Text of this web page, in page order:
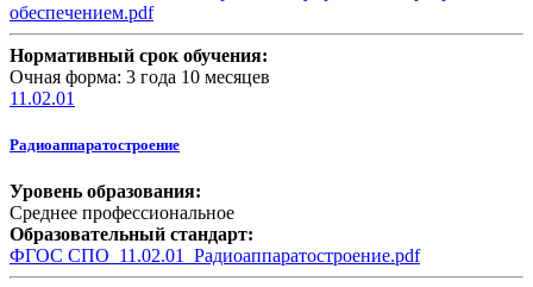
обеспечением.pdf
Нормативный срок обучения:
Очная форма: 3 года 10 месяцев
11.02.01
Радиоаппаратостроение
Уровень образования:
Среднее профессиональное
Образовательный стандарт:
ФГОС СПО_11.02.01_Радиоаппаратостроение.pdf